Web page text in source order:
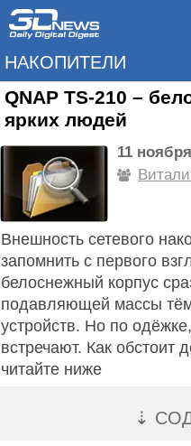
НАКОПИТЕЛИ
QNAP TS-210 –
ярких людей
11
Внешность сетевого
запомнить с первого
белоснежный корпус
подавляющей массы
устройств. Но по
встречают. Как обстоит
читайте ниже
⇣